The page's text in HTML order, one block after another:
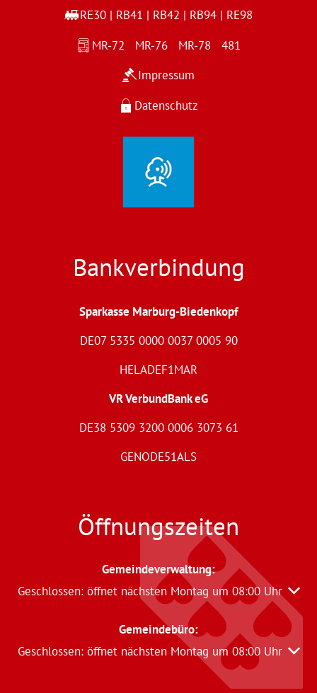
RE30 | RB41 | RB42 | RB94 | RE98
MR-72 MR-76 MR-78 481
Impressum
Datenschutz
Bankverbindung
Sparkasse Marburg-Biedenkopf
DE07 5335 0000 0037 0005 90
HELADEF1MAR
VR VerbundBank eG
DE38 5309 3200 0006 3073 61
GENODE51ALS
Öffnungszeiten
Gemeindeverwaltung:
Klicken, um weitere Öffnungs- oder Schließzeiten
Geschlossen: öffnet nächsten Montag um 08:00 Uhr
Gemeindebüro:
Klicken, um weitere Öffnungs- oder Schließzeiten
Geschlossen: öffnet nächsten Montag um 08:00 Uhr